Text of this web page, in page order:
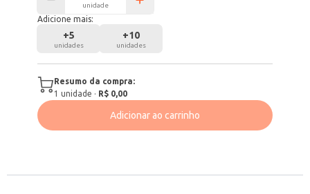
unidade
Adicione mais:
+5
unidades
+10
unidades
Resumo da compra:
1 unidade · R$ 0,00
Adicionar ao carrinho